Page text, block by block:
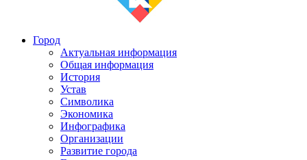
Город
Актуальная информация
Общая информация
История
Устав
Символика
Экономика
Инфографика
Организации
Развитие города